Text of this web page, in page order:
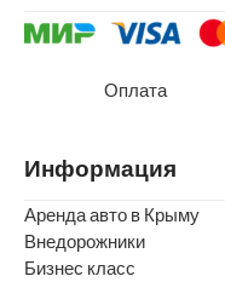
Оплата
Информация
Аренда авто в Крыму
Внедорожники
Бизнес класс